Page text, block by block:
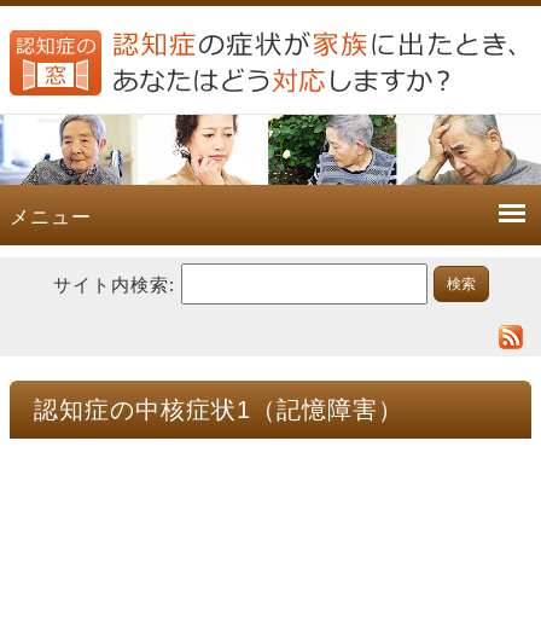
メニュー
サイト内検索:
認知症の中核症状1（記憶障害）